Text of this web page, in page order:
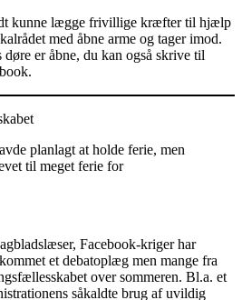
kunne lægge frivillige kræfter til hjælp
med åbne arme og tager imod.
er åbne, du kan også skrive til
planlagt at holde ferie, men
til meget ferie for
Facebook-kriger har
et debatoplæg men mange fra
over sommeren. Bl.a. et
såkaldte brug af uvildig